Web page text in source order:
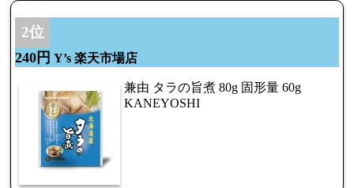
2位
240円 Y’s 楽天市場店
兼由 タラの旨煮 80g 固形量 60g
KANEYOSHI